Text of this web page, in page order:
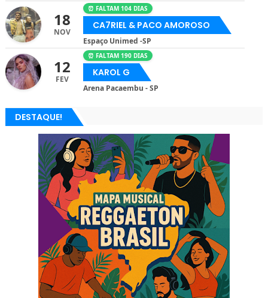
18
NOV
⏰ FALTAM 104 DIAS
CA7RIEL & PACO AMOROSO
Espaço Unimed -SP
12
FEV
⏰ FALTAM 190 DIAS
KAROL G
Arena Pacaembu - SP
DESTAQUE!